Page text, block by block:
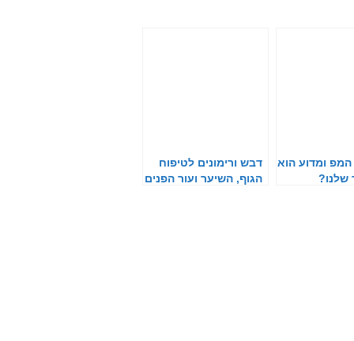
ומדוע הוא
שלנו?
דבש ורימונים לטיפוח
הגוף, השיער ועור הפנים